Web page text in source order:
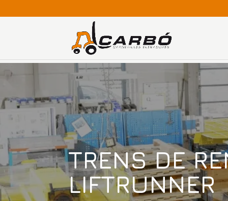
TRENS DE
LIFTRUNNER